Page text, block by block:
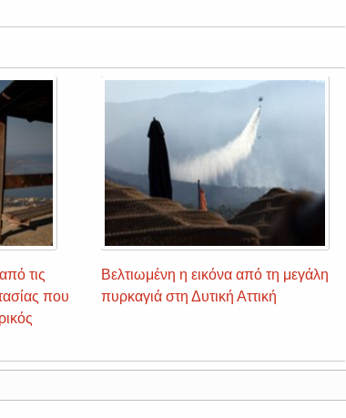
τις
που
Βελτιωμένη η εικόνα από τη μεγάλη
πυρκαγιά στη Δυτική Αττική